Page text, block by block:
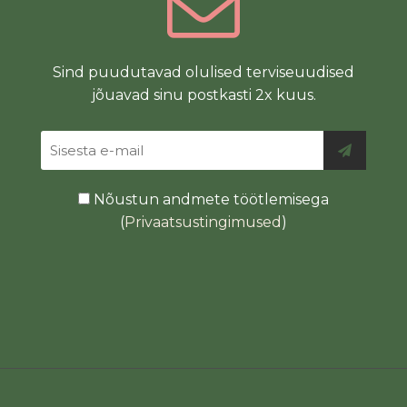
Sind puudutavad olulised terviseuudised
jõuavad sinu postkasti 2x kuus.
Nõustun andmete töötlemisega
(Privaatsustingimused )